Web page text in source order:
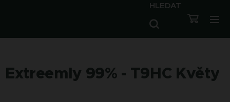
HLEDAT
Extreemly 99% - T9HC Květy